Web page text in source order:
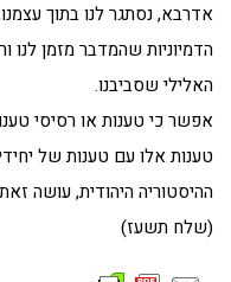
אדרבא, נסתגר לנו בתוך
הדמיוניות שהמדבר מזמן
האלילי שסביבנו.
אפשר כי טענות או רסיסי
טענות אלו עם טענות של
ההיסטוריה היהודית, עושה
(שלח תשעז)